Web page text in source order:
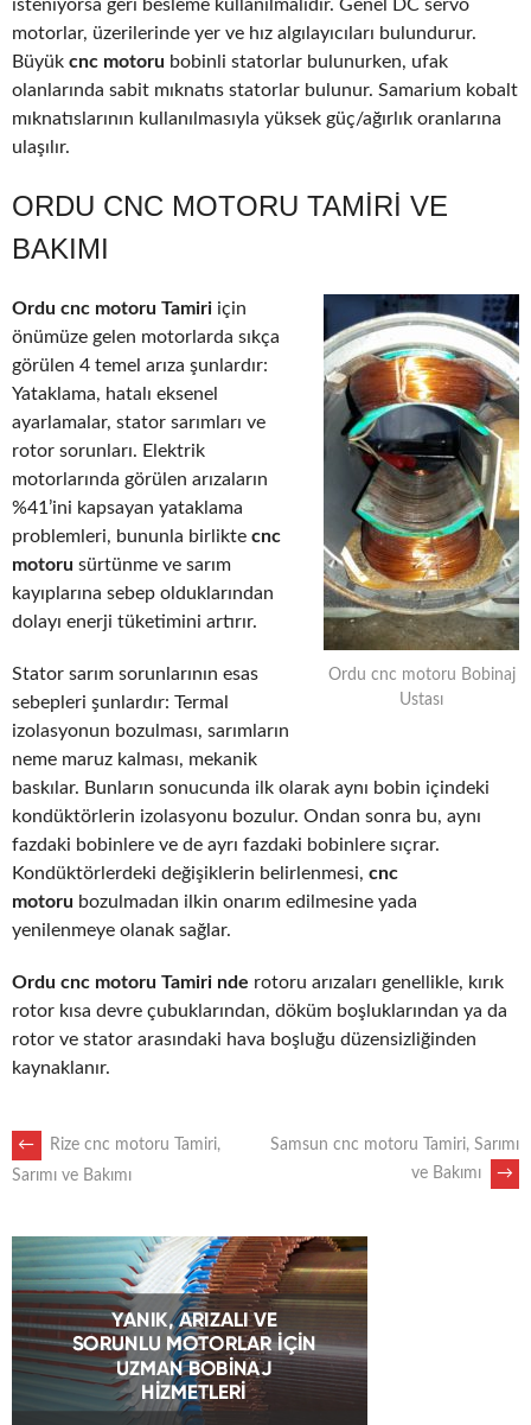
isteniyorsa geri besleme kullanılmalıdır. Genel DC servo
motorlar, üzerilerinde yer ve hız algılayıcıları bulundurur.
Büyük cnc motoru bobinli statorlar bulunurken, ufak
olanlarında sabit mıknatıs statorlar bulunur. Samarium kobalt
mıknatıslarının kullanılmasıyla yüksek güç/ağırlık oranlarına
ulaşılır.
ORDU CNC MOTORU TAMIRI VE
BAKIMI
Ordu cnc motoru Bobinaj
Ustası
Ordu cnc motoru Tamiri için
önümüze gelen motorlarda sıkça
görülen 4 temel arıza şunlardır:
Yataklama, hatalı eksenel
ayarlamalar, stator sarımları ve
rotor sorunları. Elektrik
motorlarında görülen arızaların
%41’ini kapsayan yataklama
problemleri, bununla birlikte cnc
motoru sürtünme ve sarım
kayıplarına sebep olduklarından
dolayı enerji tüketimini artırır.
Stator sarım sorunlarının esas
sebepleri şunlardır: Termal
izolasyonun bozulması, sarımların
neme maruz kalması, mekanik
baskılar. Bunların sonucunda ilk olarak aynı bobin içindeki
kondüktörlerin izolasyonu bozulur. Ondan sonra bu, aynı
fazdaki bobinlere ve de ayrı fazdaki bobinlere sıçrar.
Kondüktörlerdeki değişiklerin belirlenmesi, cnc
motoru bozulmadan ilkin onarım edilmesine yada
yenilenmeye olanak sağlar.
Ordu cnc motoru Tamiri nde rotoru arızaları genellikle, kırık
rotor kısa devre çubuklarından, döküm boşluklarından ya da
rotor ve stator arasındaki hava boşluğu düzensizliğinden
kaynaklanır.
POST
NAVIGATION
←
Rize cnc motoru Tamiri,
Sarımı ve Bakımı
Samsun cnc motoru Tamiri, Sarımı
ve Bakımı
→